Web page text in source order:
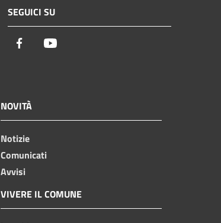
SEGUICI SU
Facebook
NOVITÀ
Notizie
Comunicati
Avvisi
VIVERE IL COMUNE